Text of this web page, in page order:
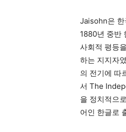
Jaisohn은 한
1880년 중반
사회적 평등
하는 지지자
의 전기에 따
서 The
을 정치적으
어인 한글로